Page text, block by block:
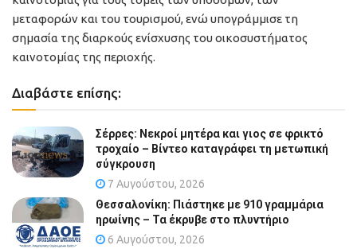
μεταφορών και του τουρισμού, ενώ υπογράμμισε τη
σημασία της διαρκούς ενίσχυσης του οικοσυστήματος
καινοτομίας της περιοχής.
Διαβάστε επίσης:
Σέρρες: Νεκροί μητέρα και γιος σε φρικτό
τροχαίο – Βίντεο καταγράφει τη μετωπική
σύγκρουση
7 Αυγούστου, 2026
Θεσσαλονίκη: Πιάστηκε με 910 γραμμάρια
ηρωίνης – Τα έκρυβε στο πλυντήριο
6 Αυγούστου, 2026